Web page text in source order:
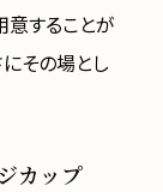
意することが
その場とし
カップ